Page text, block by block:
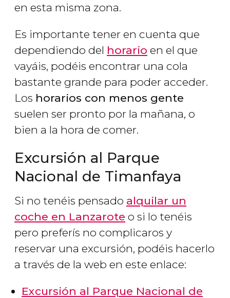
en esta misma zona.
Es importante tener en cuenta que
dependiendo del horario en el que
vayáis, podéis encontrar una cola
bastante grande para poder acceder.
Los horarios con menos gente
suelen ser pronto por la mañana, o
bien a la hora de comer.
Excursión al Parque
Nacional de Timanfaya
Si no tenéis pensado alquilar un
coche en Lanzarote o si lo tenéis
pero preferís no complicaros y
reservar una excursión, podéis hacerlo
a través de la web en este enlace:
Excursión al Parque Nacional de